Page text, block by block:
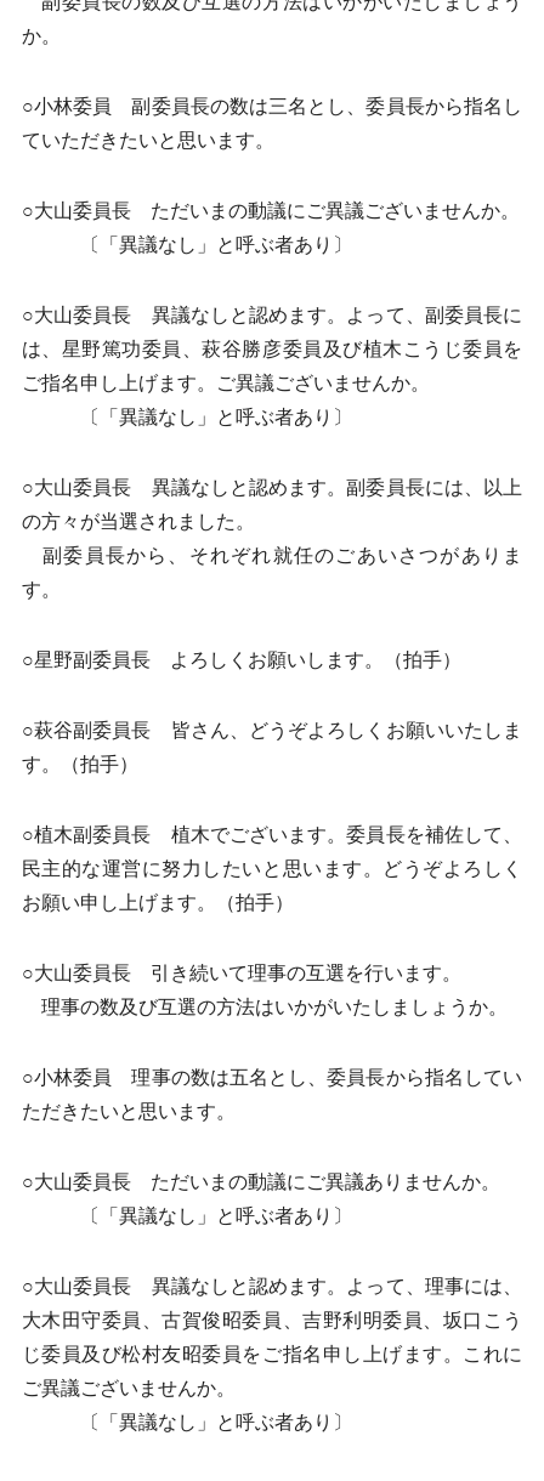
か。
○小林委員 副委員長の数は三名とし、委員長から指名し
ていただきたいと思います。
○大山委員長 ただいまの動議にご異議ございませんか。
〔「異議なし」と呼ぶ者あり〕
○大山委員長 異議なしと認めます。よって、副委員長に
は、星野篤功委員、萩谷勝彦委員及び植木こうじ委員を
ご指名申し上げます。ご異議ございませんか。
〔「異議なし」と呼ぶ者あり〕
○大山委員長 異議なしと認めます。副委員長には、以上
の方々が当選されました。
副委員長から、それぞれ就任のごあいさつがありま
す。
○星野副委員長 よろしくお願いします。（拍手）
○萩谷副委員長 皆さん、どうぞよろしくお願いいたしま
す。（拍手）
○植木副委員長 植木でございます。委員長を補佐して、
民主的な運営に努力したいと思います。どうぞよろしく
お願い申し上げます。（拍手）
○大山委員長 引き続いて理事の互選を行います。
理事の数及び互選の方法はいかがいたしましょうか。
○小林委員 理事の数は五名とし、委員長から指名してい
ただきたいと思います。
○大山委員長 ただいまの動議にご異議ありませんか。
〔「異議なし」と呼ぶ者あり〕
○大山委員長 異議なしと認めます。よって、理事には、
大木田守委員、古賀俊昭委員、吉野利明委員、坂口こう
じ委員及び松村友昭委員をご指名申し上げます。これに
ご異議ございませんか。
〔「異議なし」と呼ぶ者あり〕